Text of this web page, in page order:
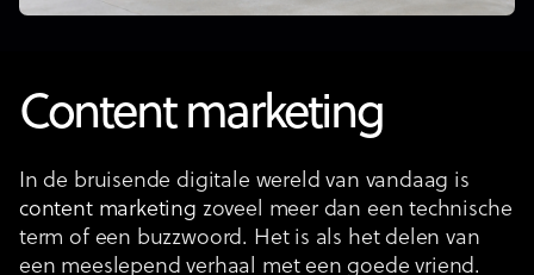
Content marketing
In de bruisende digitale wereld van vandaag is
content marketing zoveel meer dan een technische
term of een buzzwoord. Het is als het delen van
een meeslepend verhaal met een goede vriend.